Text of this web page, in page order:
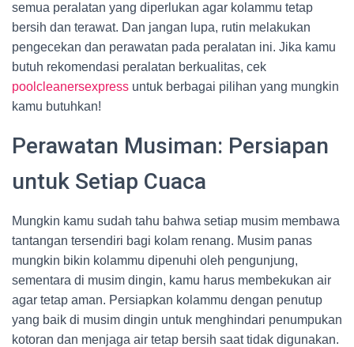
semua peralatan yang diperlukan agar kolammu tetap
bersih dan terawat. Dan jangan lupa, rutin melakukan
pengecekan dan perawatan pada peralatan ini. Jika kamu
butuh rekomendasi peralatan berkualitas, cek
poolcleanersexpress untuk berbagai pilihan yang mungkin
kamu butuhkan!
Perawatan Musiman: Persiapan
untuk Setiap Cuaca
Mungkin kamu sudah tahu bahwa setiap musim membawa
tantangan tersendiri bagi kolam renang. Musim panas
mungkin bikin kolammu dipenuhi oleh pengunjung,
sementara di musim dingin, kamu harus membekukan air
agar tetap aman. Persiapkan kolammu dengan penutup
yang baik di musim dingin untuk menghindari penumpukan
kotoran dan menjaga air tetap bersih saat tidak digunakan.